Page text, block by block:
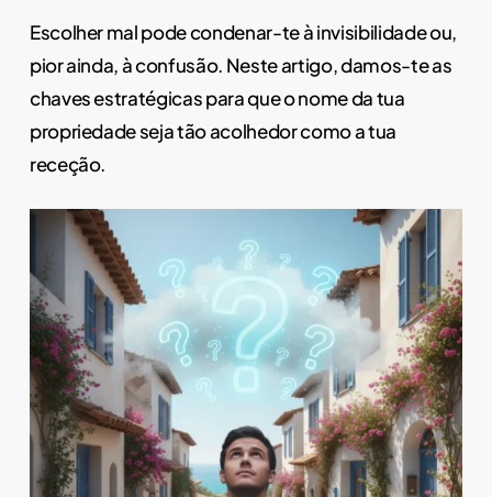
Escolher mal pode condenar-te à invisibilidade ou,
pior ainda, à confusão. Neste artigo, damos-te as
chaves estratégicas para que o nome da tua
propriedade seja tão acolhedor como a tua
receção.